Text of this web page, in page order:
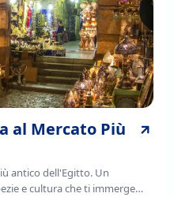
al Mercato Più
antico dell'Egitto. Un
e cultura che ti immerge